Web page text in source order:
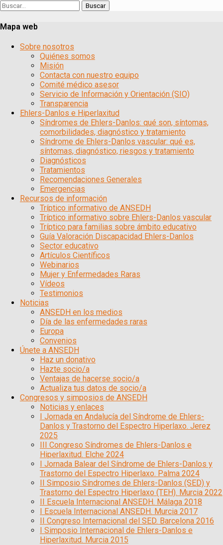
Buscar:
Mapa web
Sobre nosotros
Quiénes somos
Misión
Contacta con nuestro equipo
Comité médico asesor
Servicio de Información y Orientación (SIO)
Transparencia
Ehlers-Danlos e Hiperlaxitud
Síndromes de Ehlers-Danlos: qué son, síntomas,
comorbilidades, diagnóstico y tratamiento
Síndrome de Ehlers-Danlos vascular: qué es,
síntomas, diagnóstico, riesgos y tratamiento
Diagnósticos
Tratamientos
Recomendaciones Generales
Emergencias
Recursos de información
Tríptico informativo de ANSEDH
Tríptico informativo sobre Ehlers-Danlos vascular
Tríptico para familias sobre ámbito educativo
Guía Valoración Discapacidad Ehlers-Danlos
Sector educativo
Artículos Científicos
Webinarios
Mujer y Enfermedades Raras
Vídeos
Testimonios
Noticias
ANSEDH en los medios
Día de las enfermedades raras
Europa
Convenios
Únete a ANSEDH
Haz un donativo
Hazte socio/a
Ventajas de hacerse socio/a
Actualiza tus datos de socio/a
Congresos y simposios de ANSEDH
Noticias y enlaces
I Jornada en Andalucía del Síndrome de Ehlers-
Danlos y Trastorno del Espectro Hiperlaxo. Jerez
2025
III Congreso Síndromes de Ehlers-Danlos e
Hiperlaxitud. Elche 2024
I Jornada Balear del Síndrome de Ehlers-Danlos y
Trastorno del Espectro Hiperlaxo. Palma 2024
II Simposio Síndromes de Ehlers-Danlos (SED) y
Trastorno del Espectro Hiperlaxo (TEH). Murcia 2022
II Escuela Internacional ANSEDH. Málaga 2018
I Escuela Internacional ANSEDH. Murcia 2017
II Congreso Internacional del SED. Barcelona 2016
I Simposio Internacional de Ehlers-Danlos e
Hiperlaxitud. Murcia 2015